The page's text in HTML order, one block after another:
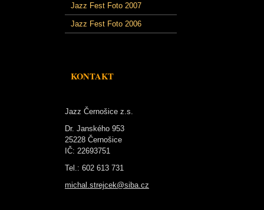
Jazz Fest Foto 2007
Jazz Fest Foto 2006
KONTAKT
Jazz Černošice z.s.
Dr. Janského 953
25228 Černošice
IČ: 22693751
Tel.: 602 613 731
michal.strejcek@siba.cz